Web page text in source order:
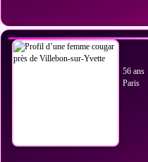
56 ans
Paris